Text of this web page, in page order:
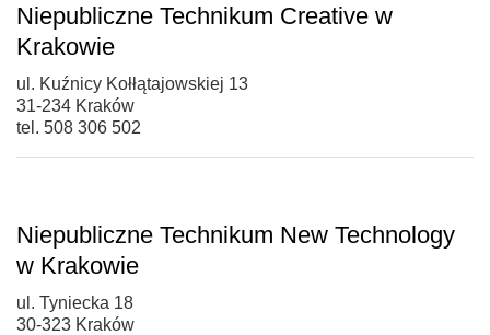
Niepubliczne Technikum Creative w
Krakowie
ul. Kuźnicy Kołłątajowskiej 13
31-234 Kraków
tel. 508 306 502
Niepubliczne Technikum New Technology
w Krakowie
ul. Tyniecka 18
30-323 Kraków